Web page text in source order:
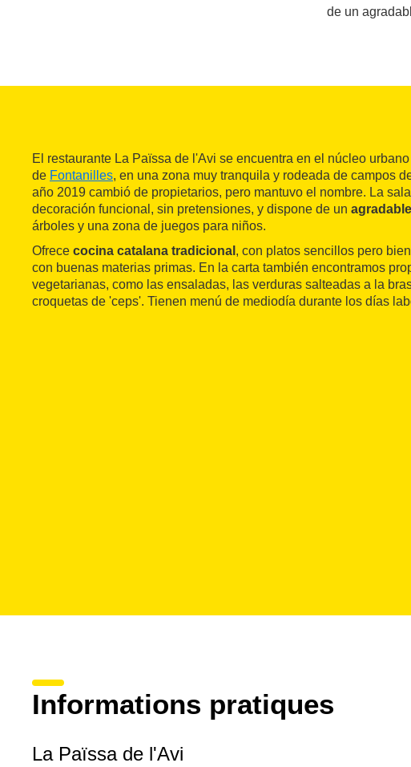
de un
El restaurante La Païssa de l'Avi se encuentra en el núcleo
de Fontanilles, en una zona muy tranquila y rodeada de campos
año 2019 cambió de propietarios, pero mantuvo el nombre. La
decoración funcional, sin pretensiones, y dispone de un
árboles y una zona de juegos para niños.
Ofrece cocina catalana tradicional , con platos sencillos pero
con buenas materias primas. En la carta también encontramos
vegetarianas, como las ensaladas, las verduras salteadas a la
croquetas de 'ceps'. Tienen menú de mediodía durante los días
Informations pratiques
La Païssa de l'Avi